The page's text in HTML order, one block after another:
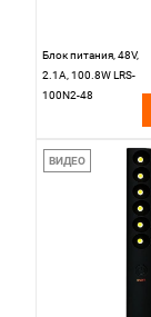
Блок питания, 48V,
2.1А, 100.8W LRS-
100N2-48
ВИДЕО